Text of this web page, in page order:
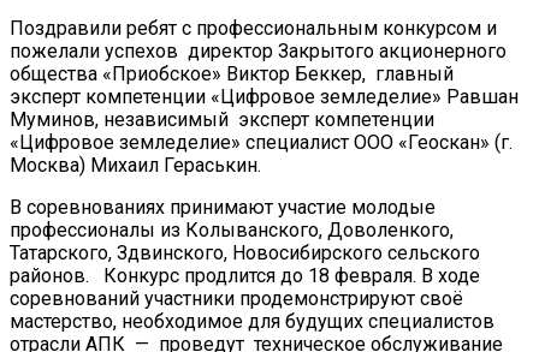
Поздравили ребят с профессиональным конкурсом и
пожелали успехов директор Закрытого акционерного
общества «Приобское» Виктор Беккер, главный
эксперт компетенции «Цифровое земледелие» Равшан
Муминов, независимый эксперт компетенции
«Цифровое земледелие» специалист ООО «Геоскан» (г.
Москва) Михаил Гераськин.
В соревнованиях принимают участие молодые
профессионалы из Колыванского, Доволенкого,
Татарского, Здвинского, Новосибирского сельского
районов. Конкурс продлится до 18 февраля. В ходе
соревнований участники продемонстрируют своё
мастерство, необходимое для будущих специалистов
отрасли АПК — проведут техническое обслуживание